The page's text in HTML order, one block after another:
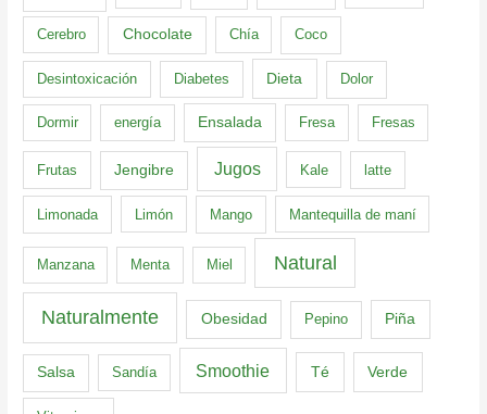
Cerebro Chocolate Chía Coco
Desintoxicación Diabetes Dieta Dolor
Dormir energía Ensalada Fresa Fresas
Frutas Jengibre Jugos Kale latte
Limonada Limón Mango Mantequilla de maní
Manzana Menta Miel Natural
Naturalmente Obesidad Pepino Piña
Salsa Sandía Smoothie Té Verde